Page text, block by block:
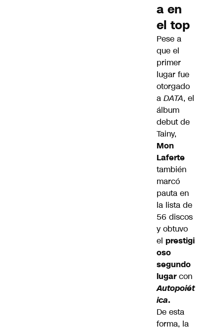
a en
el top
Pese a
que el
primer
lugar fue
otorgado
a DATA, el
álbum
debut de
Tainy,
Mon
Laferte
también
marcó
pauta en
la lista de
56 discos
y obtuvo
el prestigi
oso
segundo
lugarcon
Autopoiét
ica.
De esta
forma, la